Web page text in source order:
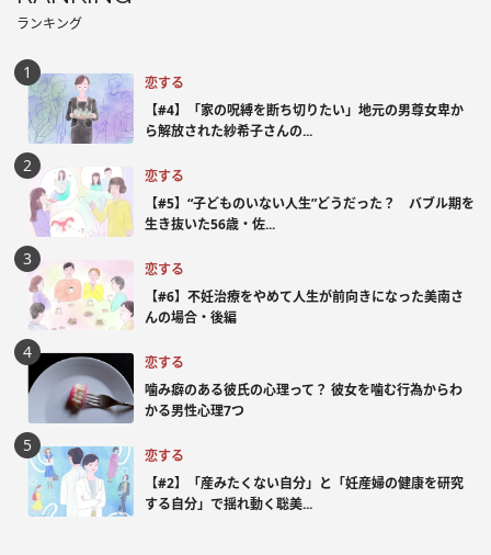
ランキング
恋する
【#4】「家の呪縛を断ち切りたい」地元の男尊女卑か
ら解放された紗希子さんの...
恋する
【#5】“子どものいない人生”どうだった？ バブル期を
生き抜いた56歳・佐...
恋する
【#6】不妊治療をやめて人生が前向きになった美南さ
んの場合・後編
恋する
噛み癖のある彼氏の心理って？ 彼女を噛む行為からわ
かる男性心理7つ
恋する
【#2】「産みたくない自分」と「妊産婦の健康を研究
する自分」で揺れ動く聡美...